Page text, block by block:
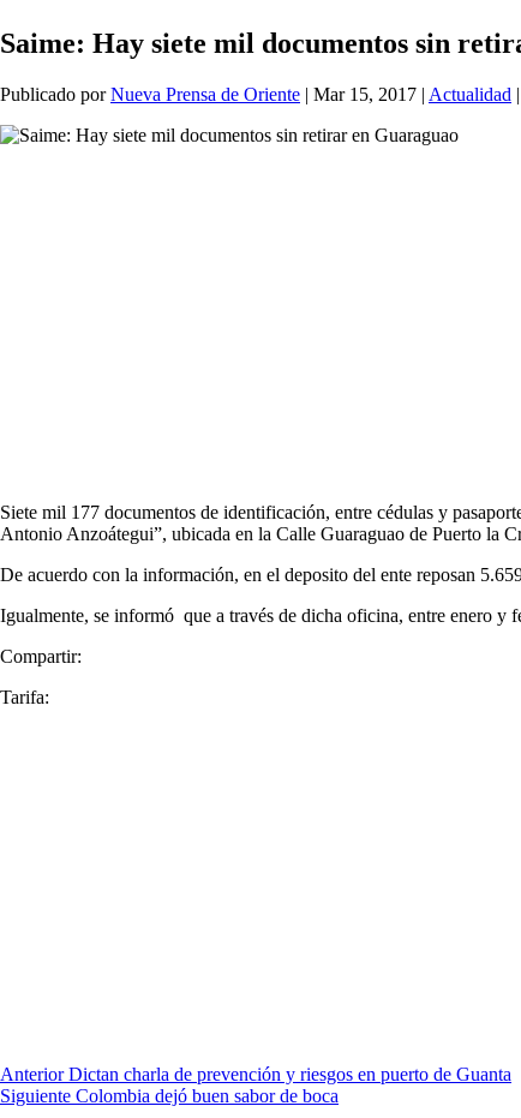
Saime: Hay siete mil documentos sin
Publicado porNueva Prensa de Oriente | Mar 15, 2017 | Actualidad |
Siete mil 177 documentos de identificación, entre cédulas y
Antonio Anzoátegui”, ubicada en la Calle Guaraguao de Puerto la
De acuerdo con la información, en el deposito del ente reposan
Igualmente, se informó que a través de dicha oficina, entre enero y
Compartir:
Tarifa:
Anterior Dictan charla de prevención y riesgos en puerto de Guanta
Siguiente Colombia dejó buen sabor de boca